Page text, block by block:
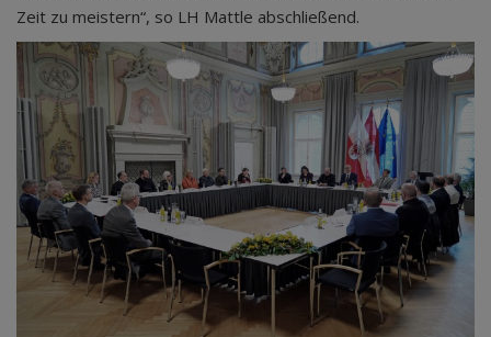
Zeit zu meistern“, so LH Mattle abschließend.